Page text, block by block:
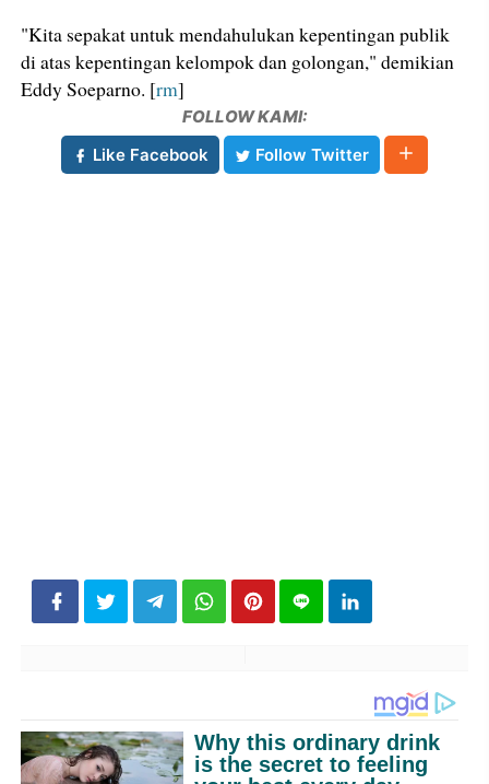
"Kita sepakat untuk mendahulukan kepentingan publik
di atas kepentingan kelompok dan golongan," demikian
Eddy Soeparno. [rm]
FOLLOW KAMI:
Like Facebook
Follow Twitter